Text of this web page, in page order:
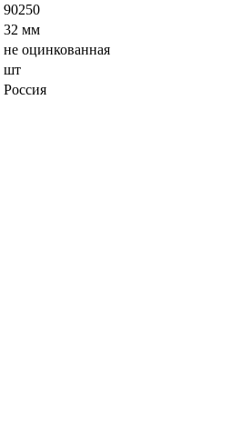
90250
32 мм
не оцинкованная
шт
Россия